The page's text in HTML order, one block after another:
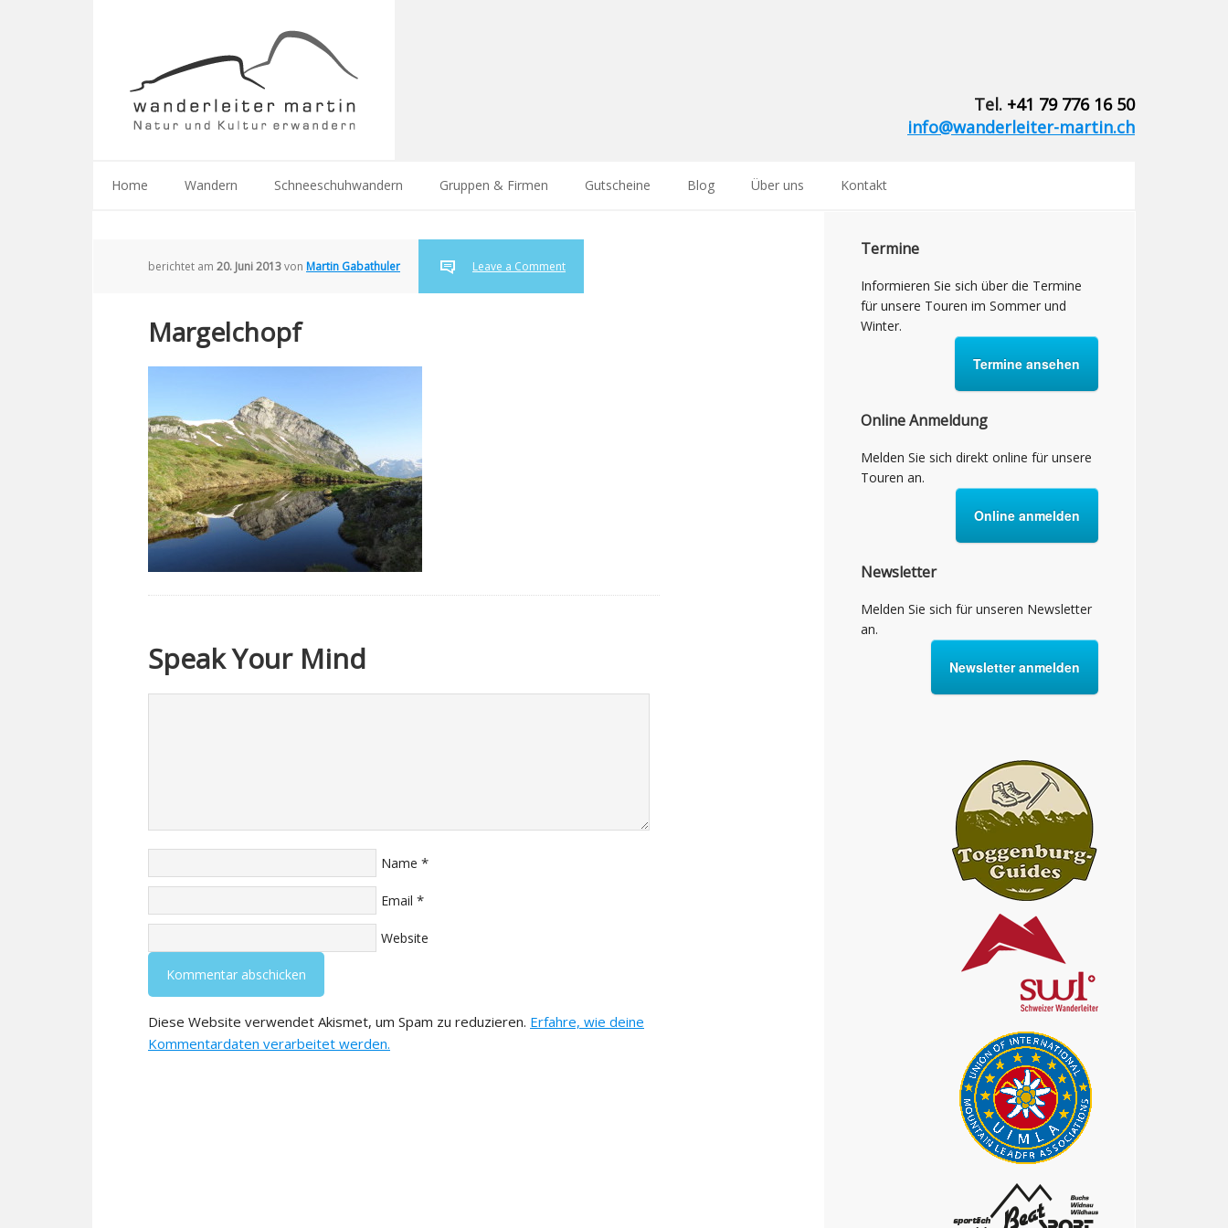
Tel. +41 79 776 16 50
info@wanderleiter-martin.ch
Home Wandern Schneeschuhwandern Gruppen & Firmen Gutscheine Blog Über uns Kontakt
berichtet am 20. Juni 2013von Martin Gabathuler Leave a Comment
Margelchopf
Speak Your Mind
Name *
Email *
Website
Diese Website verwendet Akismet, um Spam zu reduzieren. Erfahre, wie deine
Kommentardaten verarbeitet werden.
Termine
Informieren Sie sich über die Termine
für unsere Touren im Sommer und
Winter.
Termine ansehen
Online Anmeldung
Melden Sie sich direkt online für unsere
Touren an.
Online anmelden
Newsletter
Melden Sie sich für unseren Newsletter
an.
Newsletter anmelden